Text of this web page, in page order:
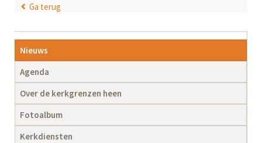
Ga terug
Navigatie
overslaan
Nieuws
Agenda
Over de kerkgrenzen heen
Fotoalbum
Kerkdiensten